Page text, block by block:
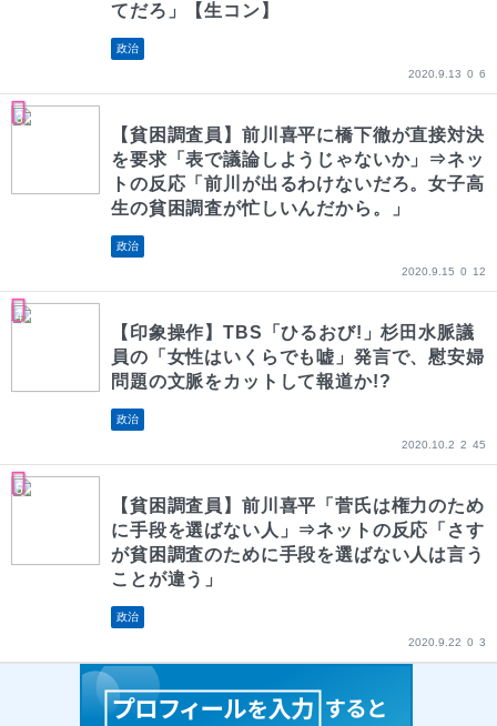
てだろ」【生コン】
政治
2020.9.13 0 6
【貧困調査員】前川喜平に橋下徹が直接対決
を要求「表で議論しようじゃないか」⇒ネッ
トの反応「前川が出るわけないだろ。女子高
生の貧困調査が忙しいんだから。」
政治
2020.9.15 0 12
【印象操作】TBS「ひるおび!」杉田水脈議
員の「女性はいくらでも嘘」発言で、慰安婦
問題の文脈をカットして報道か!?
政治
2020.10.2 2 45
【貧困調査員】前川喜平「菅氏は権力のため
に手段を選ばない人」⇒ネットの反応「さす
が貧困調査のために手段を選ばない人は言う
ことが違う」
政治
2020.9.22 0 3